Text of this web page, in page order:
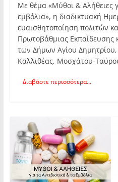
Με θέμα «Μύθοι & Αλήθειες
εμβόλια», η διαδικτυακή
ευαισθητοποίηση πολιτών
Πρωτοβάθμιας Εκπαίδευσης
των Δήμων Αγίου
Καλλιθέας, Μοσχάτου-
Διαβάστε περισσότερα...